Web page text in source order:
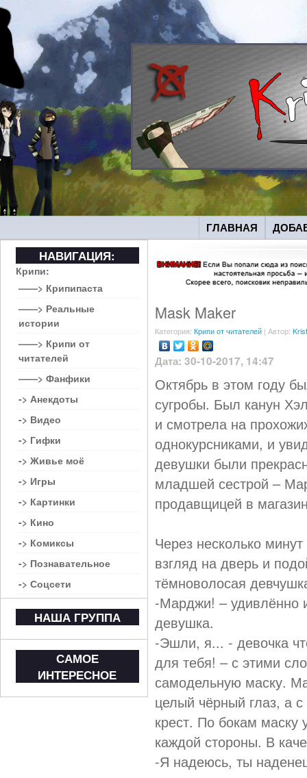
ГЛАВНАЯ
Mask Maker
Категория: Крипи от читателей | Автор:
Дата: 30-10-2017, 14:47
Октябрь в этом году
сугробы. Был канун
и смотрела на
однокурсниками, и
девушки были
младшей сестрой –
продавщицей в
Через несколько
взгляд на дверь и
тёмноволосая
-Марджи! – удивлённо
девушка.
-Эшли, я... - девочка
для тебя! – с этими
самодельную маску.
целый чёрный глаз, а
крест. По бокам
каждой стороны. В
-Я надеюсь, ты
НАВИГАЦИЯ:
Крипи:
——> Крипипаста
——> Реальные
истории
——> Крипи от
читателей
——> Фанфики
-> Анекдоты
-> Видео
-> Гифки
-> Живье моё
-> Игры
-> Картинки
-> Кино
-> Комиксы
-> Познавательное
-> Соцсети
НАША ГРУППА
САМОЕ
ИНТЕРЕСНОЕ